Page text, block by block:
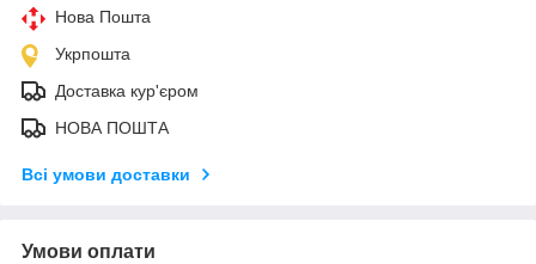
Нова Пошта
Укрпошта
Доставка кур'єром
НОВА ПОШТА
Всі умови доставки
Умови оплати